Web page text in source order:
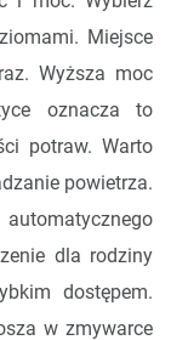
Miejsce
Wyższa moc
oznacza to
potraw. Warto
powietrza.
dla rodziny
dostępem.
w zmywarce